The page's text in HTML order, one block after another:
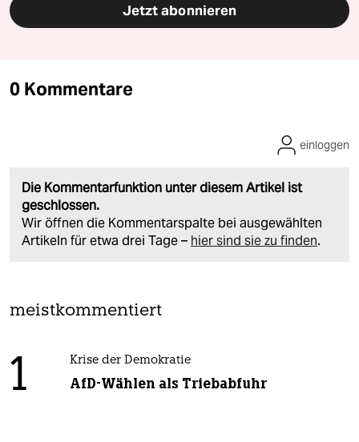
Jetzt abonnieren
0 Kommentare
Die Kommentarfunktion unter diesem Artikel ist
geschlossen.
Wir öffnen die Kommentarspalte bei ausgewählten
Artikeln für etwa drei Tage – hier sind sie zu finden.
einloggen
meistkommentiert
1 Krise der Demokratie
AfD-Wählen als Triebabfuhr